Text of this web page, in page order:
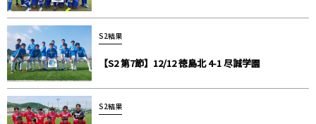
S2結果
【S2 第7節】12/12 徳島北 4-1 尽誠学園
S2結果